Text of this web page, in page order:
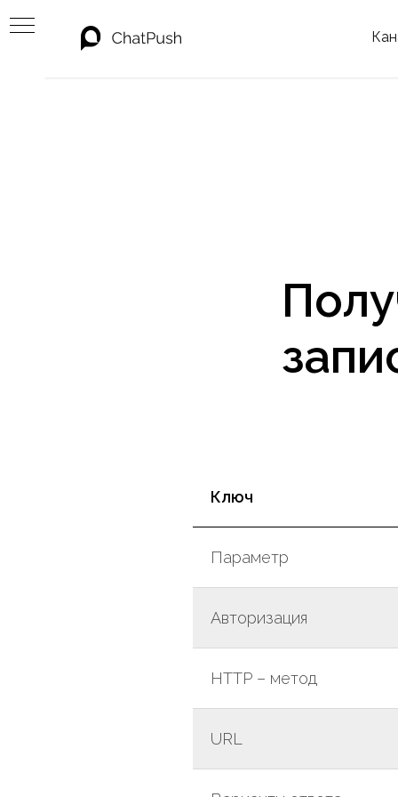
Ключ
Параметр
Авторизация
HTTP – метод
URL